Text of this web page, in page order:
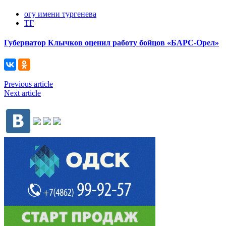
огу имени тургенева
ТГ
Губернатор Клычков оценил работу бойцов «БАРС-Орел»
Previous article
Next article